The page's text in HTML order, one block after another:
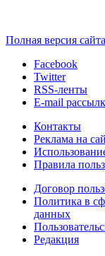
Полная версия сайта
Facebook
Twitter
RSS-ленты
E-mail
Контакты
Реклама на
Правила
Договор
Политика в
данных
Редакция